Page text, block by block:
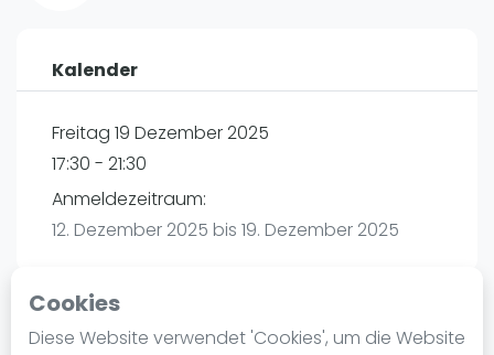
Cookies
Diese Website verwendet 'Cookies', um die Website
Playtomic
Ranking
Männer
Frauen
FIP Männer
Blog
Kalender
Freitag 19 Dezember 2025
17:30 - 21:30
Anmeldezeitraum:
12. Dezember 2025 bis 19. Dezember 2025
Playtomic